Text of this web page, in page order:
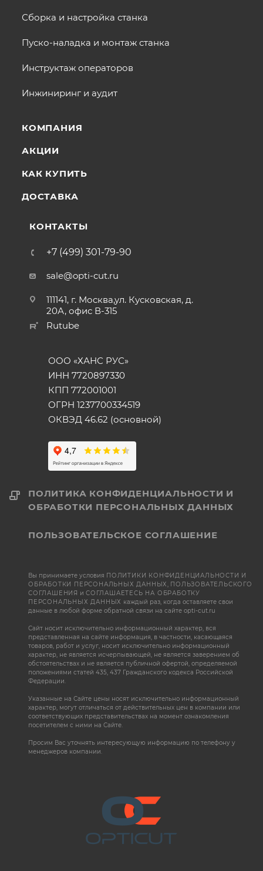
Сборка и настройка станка
Пуско-наладка и монтаж станка
Инструктаж операторов
Инжиниринг и аудит
КОМПАНИЯ
АКЦИИ
КАК КУПИТЬ
ДОСТАВКА
КОНТАКТЫ
+7 (499) 301-79-90
sale@opti-cut.ru
111141, г. Москва,ул. Кусковская, д.
20А, офис В-315
Rutube
ООО «ХАНС РУС»
ИНН 7720897330
КПП 772001001
ОГРН 1237700334519
ОКВЭД 46.62 (основной)
ПОЛИТИКА КОНФИДЕНЦИАЛЬНОСТИ И
ОБРАБОТКИ ПЕРСОНАЛЬНЫХ ДАННЫХ
ПОЛЬЗОВАТЕЛЬСКОЕ СОГЛАШЕНИЕ
Вы принимаете условия ПОЛИТИКИ КОНФИДЕНЦИАЛЬНОСТИ И
ОБРАБОТКИ ПЕРСОНАЛЬНЫХ ДАННЫХ, ПОЛЬЗОВАТЕЛЬСКОГО
СОГЛАШЕНИЯ иСОГЛАШАЕТЕСЬ НА ОБРАБОТКУ
ПЕРСОНАЛЬНЫХ ДАННЫХ каждый раз, когда оставляете свои
данные в любой форме обратной связи на сайте opti-cut.ru
Сайт носит исключительно информационный характер, вся
представленная на сайте информация, в частности, касающаяся
товаров, работ и услуг, носит исключительно информационный
характер, не является исчерпывающей, не является заверением об
обстоятельствах и не является публичной офертой, определяемой
положениями статей 435, 437 Гражданского кодекса Российской
Федерации.
Указанные на Сайте цены носят исключительно информационный
характер, могут отличаться от действительных цен в компании или
соответствующих представительствах на момент ознакомления
посетителем с ними на Сайте.
Просим Вас уточнять интересующую информацию по телефону у
менеджеров компании.